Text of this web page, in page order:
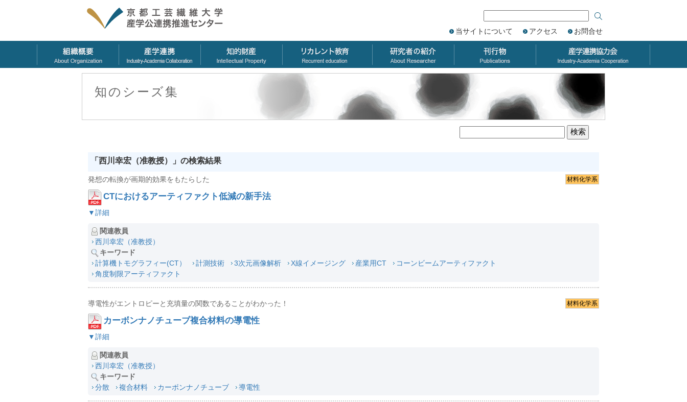
当サイトについて アクセス お問合せ
知のシーズ集
「西川幸宏（准教授）」の検索結果
発想の転換が画期的効果をもたらした 材料化学系
CTにおけるアーティファクト低減の新手法
▼詳細
関連教員
西川幸宏（准教授）
キーワード
計算機トモグラフィー(CT）
計測技術 3次元画像解析 X線イメージング 産業用CT
コーンビームアーティファクト
角度制限アーティファクト
導電性がエントロピーと充填量の関数であることがわかった！ 材料化学系
カーボンナノチューブ複合材料の導電性
▼詳細
関連教員
西川幸宏（准教授）
キーワード
分散
複合材料 カーボンナノチューブ 導電性